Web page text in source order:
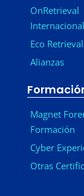
OnRetrieval
Internacional
Eco Retrieval
Alianzas
Magnet
Formación
Cyber
Otras